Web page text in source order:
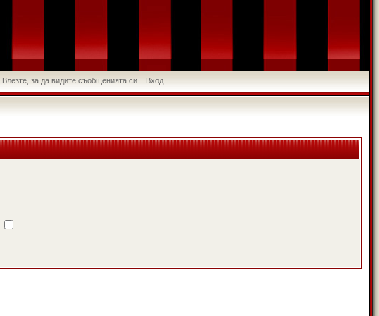
Влезте, за да видите съобщенията си Вход